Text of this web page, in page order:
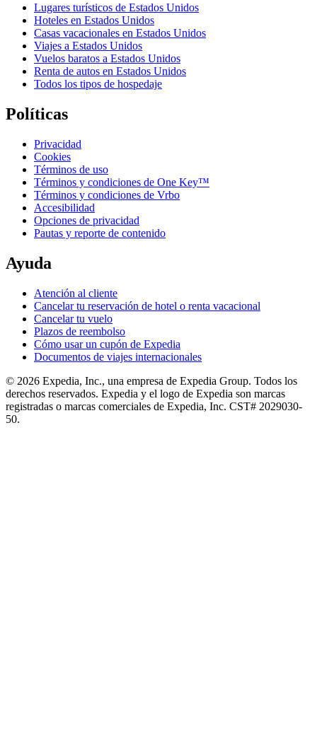
Lugares turísticos de Estados Unidos
Hoteles en Estados Unidos
Casas vacacionales en Estados Unidos
Viajes a Estados Unidos
Vuelos baratos a Estados Unidos
Renta de autos en Estados Unidos
Todos los tipos de hospedaje
Políticas
Privacidad
Cookies
Términos de uso
Términos y condiciones de One Key™
Términos y condiciones de Vrbo
Accesibilidad
Opciones de privacidad
Pautas y reporte de contenido
Ayuda
Atención al cliente
Cancelar tu reservación de hotel o renta vacacional
Cancelar tu vuelo
Plazos de reembolso
Cómo usar un cupón de Expedia
Documentos de viajes internacionales
© 2026 Expedia, Inc., una empresa de Expedia Group. Todos los
derechos reservados. Expedia y el logo de Expedia son marcas
registradas o marcas comerciales de Expedia, Inc. CST# 2029030-
50.